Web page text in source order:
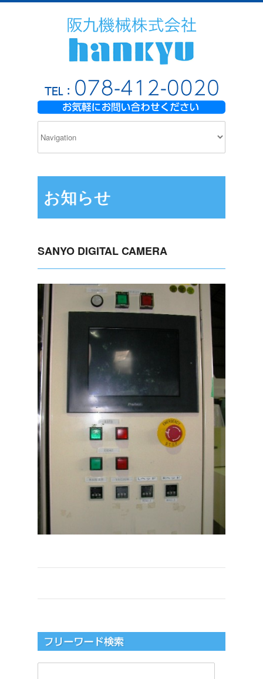
お知らせ
SANYO DIGITAL CAMERA